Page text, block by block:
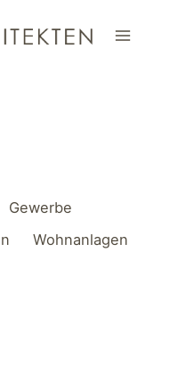
Gewerbe
Wohnanlagen